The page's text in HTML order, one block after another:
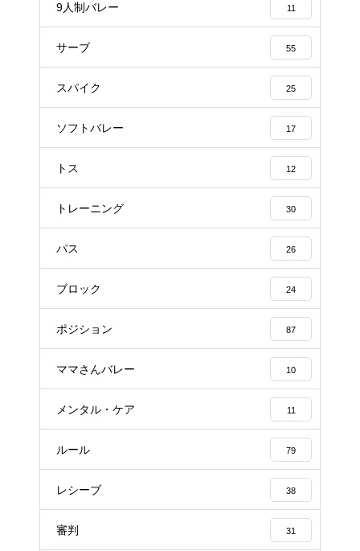
9人制バレー 11
サーブ 55
スパイク 25
ソフトバレー 17
トス 12
トレーニング 30
パス 26
ブロック 24
ポジション 87
ママさんバレー 10
メンタル・ケア 11
ルール 79
レシーブ 38
審判 31